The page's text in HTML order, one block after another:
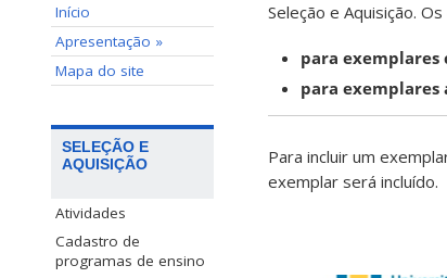
Início
Apresentação »
Mapa do site
SELEÇÃO E
AQUISIÇÃO
Atividades
Cadastro de
programas de ensino
Seleção e Aquisição.
para exemplares
para exemplares
Para incluir um
exemplar será incluído.